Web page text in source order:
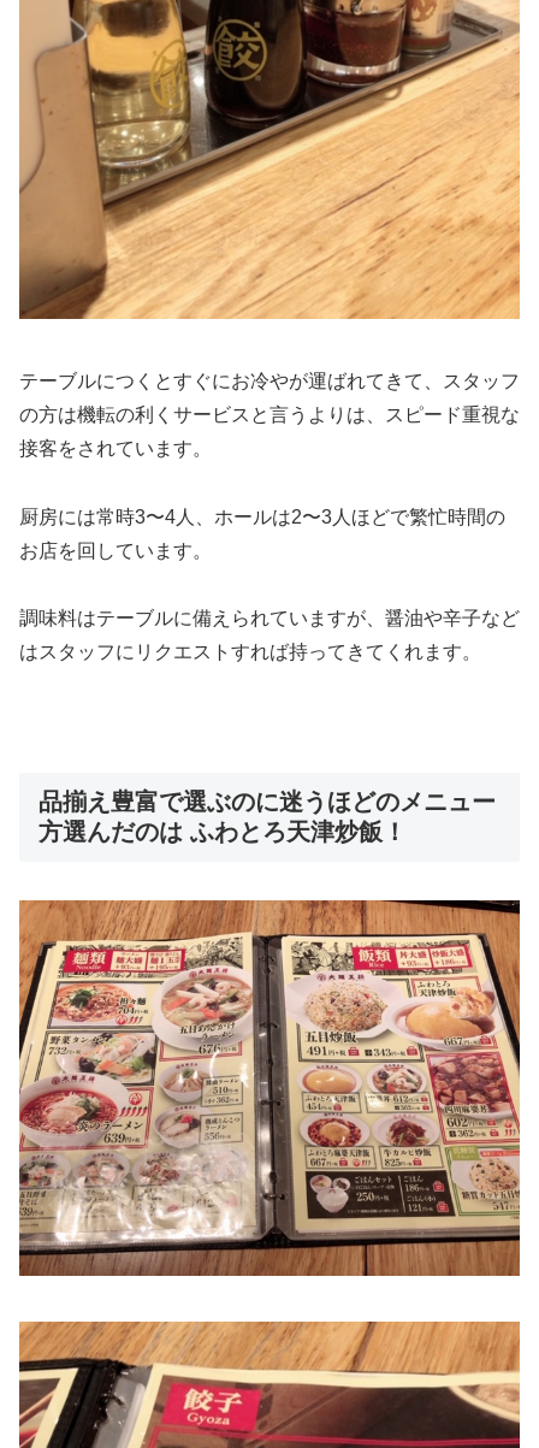
テーブルにつくとすぐにお冷やが運ばれてきて、スタッフ
の方は機転の利くサービスと言うよりは、スピード重視な
接客をされています。
厨房には常時3〜4人、ホールは2〜3人ほどで繁忙時間の
お店を回しています。
調味料はテーブルに備えられていますが、醤油や辛子など
はスタッフにリクエストすれば持ってきてくれます。
品揃え豊富で選ぶのに迷うほどのメニュー
方選んだのは ふわとろ天津炒飯！